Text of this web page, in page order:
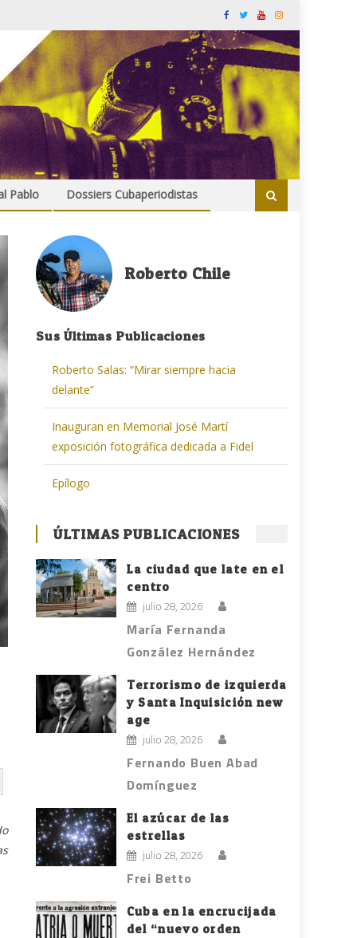
Pablo Dossiers Cubaperiodistas
Roberto Chile
Sus Últimas Publicaciones
Roberto Salas: “Mirar siempre hacia
delante”
Inauguran en Memorial José Martí
exposición fotográfica dedicada a Fidel
Epílogo
ÚLTIMAS PUBLICACIONES
La ciudad que late en el
centro
julio 28, 2026
María Fernanda
González Hernández
Terrorismo de izquierda
y Santa Inquisición new
age
julio 28, 2026
Fernando Buen Abad
Domínguez
El azúcar de las
estrellas
julio 28, 2026
Frei Betto
Cuba en la encrucijada
del “nuevo orden